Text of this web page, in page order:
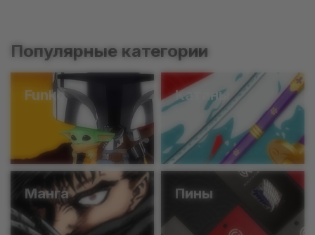
Популярные категории
Funko Катаны
Манга Пины